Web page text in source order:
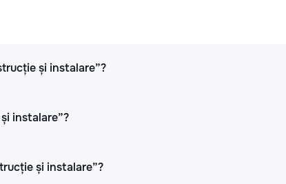
și instalare”?
instalare”?
și instalare”?